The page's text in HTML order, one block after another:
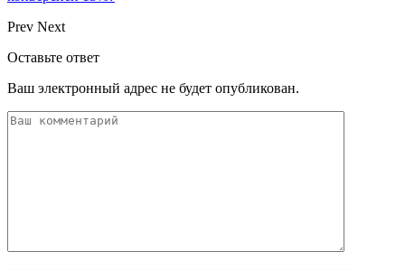
Prev Next
Оставьте ответ
Ваш электронный адрес не будет опубликован.